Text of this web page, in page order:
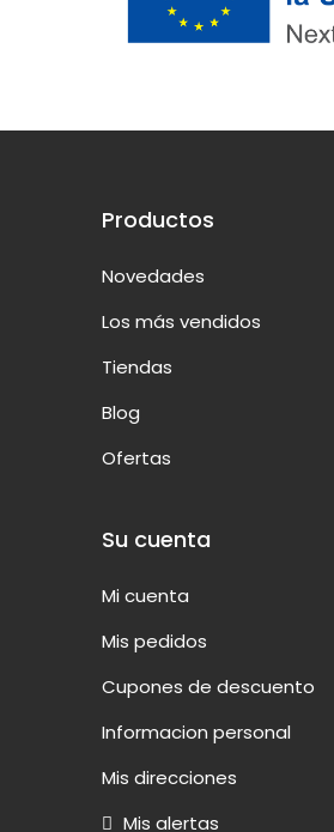
Productos
Novedades
Los más vendidos
Tiendas
Blog
Ofertas
Su cuenta
Mi cuenta
Mis pedidos
Cupones de descuento
Informacion personal
Mis direcciones
Mis alertas